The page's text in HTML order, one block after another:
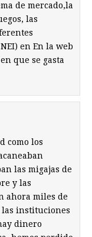
de mercado,la
las
en En la web
que se gasta
como los
las migajas de
y las
ahora miles de
las instituciones
dinero